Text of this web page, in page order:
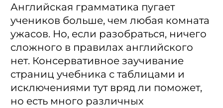
Английская грамматика пугает
учеников больше, чем любая комната
ужасов. Но, если разобраться, ничего
сложного в правилах английского
нет. Консервативное заучивание
страниц учебника с таблицами и
исключениями тут вряд ли поможет,
но есть много различных